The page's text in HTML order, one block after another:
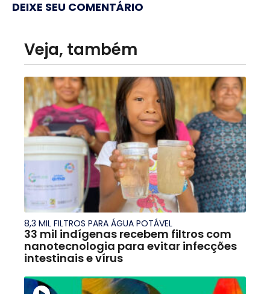
DEIXE SEU COMENTÁRIO
Veja, também
8,3 MIL FILTROS PARA ÁGUA POTÁVEL
33 mil indígenas recebem filtros com
nanotecnologia para evitar infecções
intestinais e vírus